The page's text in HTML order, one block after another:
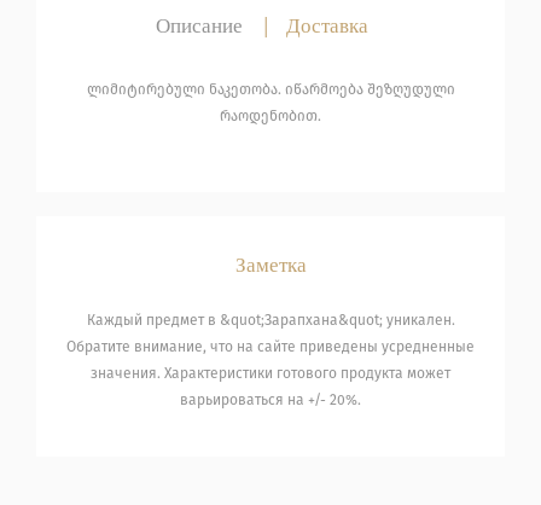
Описание Доставка
ლიმიტირებული ნაკეთობა. იწარმოება შეზღუდული
რაოდენობით.
Заметка
Каждый предмет в &quot;Зарапхана&quot; уникален.
Обратите внимание, что на сайте приведены усредненные
значения. Характеристики готового продукта может
варьироваться на +/- 20%.